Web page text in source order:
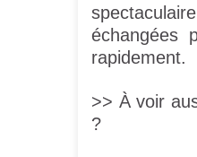
échangées
rapidement.
>> À voir
?